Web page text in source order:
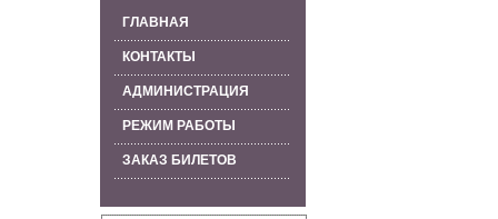
ГЛАВНАЯ
КОНТАКТЫ
АДМИНИСТРАЦИЯ
РЕЖИМ РАБОТЫ
ЗАКАЗ БИЛЕТОВ